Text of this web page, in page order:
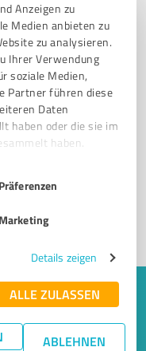
Anzeigen zu
Medien anbieten zu
zu analysieren.
Ihrer Verwendung
soziale Medien,
Partner führen diese
Daten
haben oder die sie im
haben.
Präferenzen
Marketing
Details zeigen
ALLE ZULASSEN
ABLEHNEN
werden?
Sie ein von
und E-